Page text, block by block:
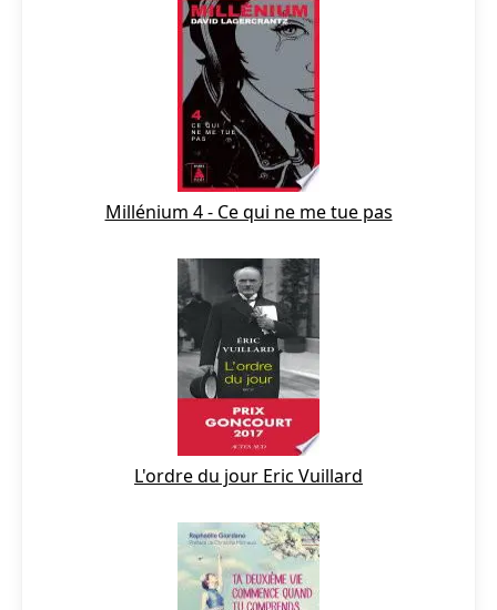
Millénium 4 - Ce qui ne me tue pas
L'ordre du jour Eric Vuillard